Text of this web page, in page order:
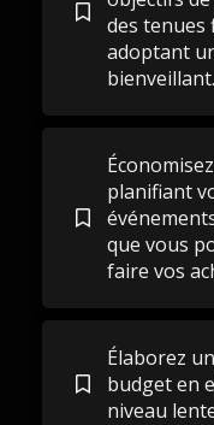
des tenues
adoptant
bienveillant.
planifiant
que vous
faire vos
Élaborez
budget en
niveau